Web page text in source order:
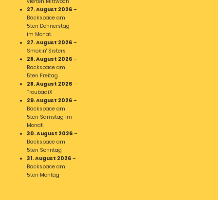
27. August 2026 –
Backspace am
5ten Donnerstag
im Monat.
27. August 2026 –
Smokin' Sisters
28. August 2026 –
Backspace am
5ten Freitag
28. August 2026 –
TroubadiX
29. August 2026 –
Backspace am
5ten Samstag im
Monat.
30. August 2026 –
Backspace am
5ten Sonntag
31. August 2026 –
Backspace am
5ten Montag